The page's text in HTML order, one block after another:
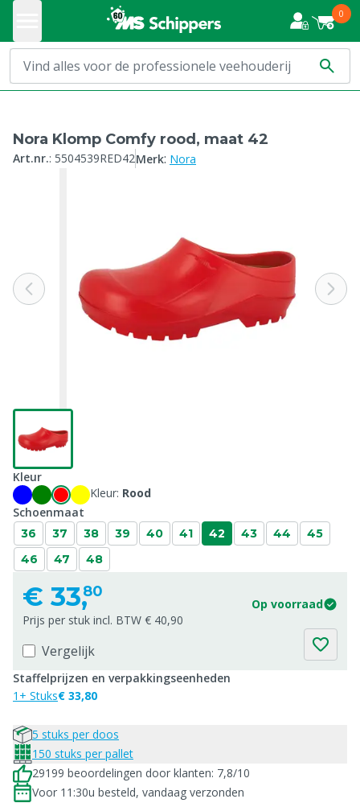
0
Nora Klomp Comfy rood, maat 42
Art.nr.: 5504539RED42Merk: Nora
Kleur
Kleur: Rood
Schoenmaat
36 37 38 39 40 41 42 43 44
45
46
47 48
€ 33,80
Op voorraad
Prijs per stuk incl. BTW € 40,90
Vergelijk
Staffelprijzen en verpakkingseenheden
1+ Stuks€ 33,80
5 stuks per doos
150 stuks per pallet
29199 beoordelingen door klanten: 7,8/10
Voor 11:30u besteld, vandaag verzonden